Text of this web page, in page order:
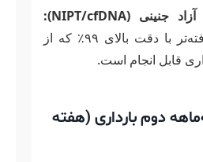
روشی پیشرفته‌تر با دقت بالای ۹۹٪ که از
دوم بارداری (هفته